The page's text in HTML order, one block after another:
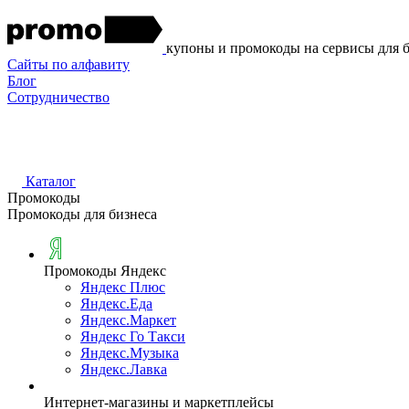
купоны и промокоды на сервисы для
Сайты по алфавиту
Блог
Сотрудничество
Каталог
Промокоды
Промокоды для бизнеса
Промокоды Яндекс
Яндекс Плюс
Яндекс.Еда
Яндекс.Маркет
Яндекс Го Такси
Яндекс.Музыка
Яндекс.Лавка
Интернет-магазины и маркетплейсы